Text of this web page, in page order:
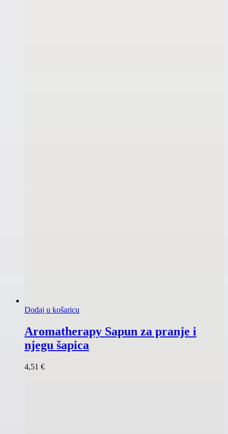
Dodaj u košaricu
Aromatherapy Sapun za pranje i
njegu šapica
4,51 €